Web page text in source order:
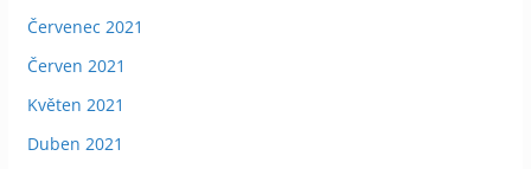
Červenec 2021
Červen 2021
Květen 2021
Duben 2021